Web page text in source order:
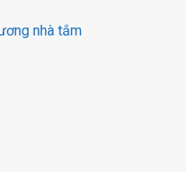
nhà tắm